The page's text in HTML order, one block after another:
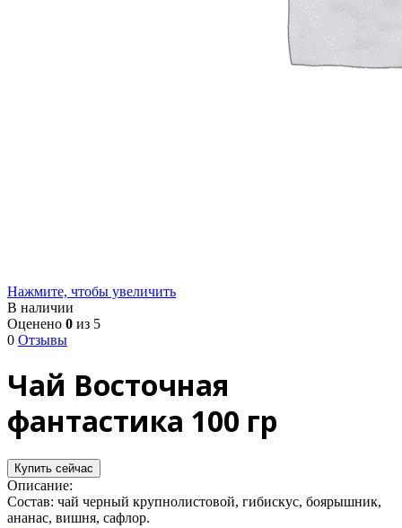
Нажмите, чтобы увеличить
В наличии
Оценено 0 из 5
0 Отзывы
Чай Восточная
фантастика 100 гр
Купить сейчас
Описание:
Состав: чай черный крупнолистовой, гибискус, боярышник,
ананас, вишня, сафлор.